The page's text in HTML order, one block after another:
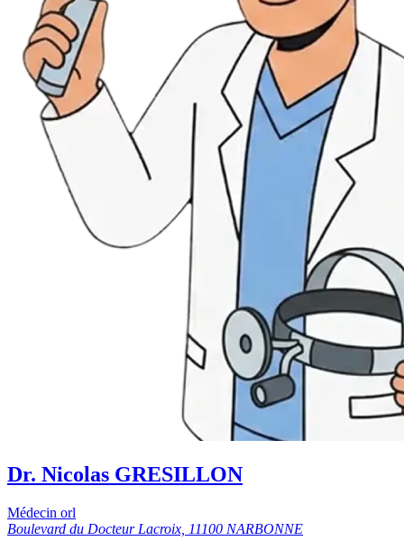
Dr. Nicolas GRESILLON
Médecin orl
Boulevard du Docteur Lacroix, 11100 NARBONNE